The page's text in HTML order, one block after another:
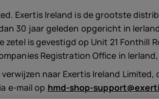
Exertis Ireland is de grootste
30 jaar geleden opgericht in
is gevestigd op Unit 21 Fonthill
Registration Office in
naar Exertis Ireland
e-mail op hmd-shop-